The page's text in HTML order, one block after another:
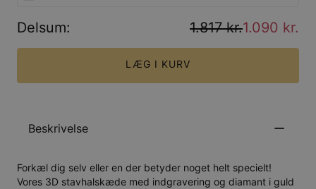
Delsum: 1.817 kr.1.090 kr.
LÆG I KURV
Beskrivelse
Forkæl dig selv eller en der betyder noget helt specielt!
Vores 3D stavhalskæde med indgravering og diamant i guld